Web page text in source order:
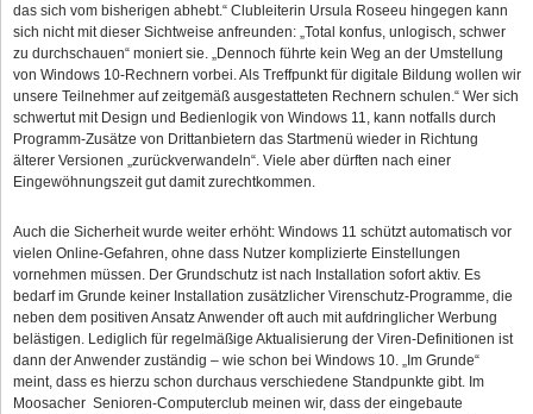
das sich vom bisherigen abhebt.“ Clubleiterin Ursula Roseeu hingegen kann
sich nicht mit dieser Sichtweise anfreunden: „Total konfus, unlogisch, schwer
zu durchschauen“ moniert sie. „Dennoch führte kein Weg an der Umstellung
von Windows 10-Rechnern vorbei. Als Treffpunkt für digitale Bildung wollen wir
unsere Teilnehmer auf zeitgemäß ausgestatteten Rechnern schulen.“ Wer sich
schwertut mit Design und Bedienlogik von Windows 11, kann notfalls durch
Programm-Zusätze von Drittanbietern das Startmenü wieder in Richtung
älterer Versionen „zurückverwandeln“. Viele aber dürften nach einer
Eingewöhnungszeit gut damit zurechtkommen.
Auch die Sicherheit wurde weiter erhöht: Windows 11 schützt automatisch vor
vielen Online‑Gefahren, ohne dass Nutzer komplizierte Einstellungen
vornehmen müssen. Der Grundschutz ist nach Installation sofort aktiv. Es
bedarf im Grunde keiner Installation zusätzlicher Virenschutz-Programme, die
neben dem positiven Ansatz Anwender oft auch mit aufdringlicher Werbung
belästigen. Lediglich für regelmäßige Aktualisierung der Viren-Definitionen ist
dann der Anwender zuständig – wie schon bei Windows 10. „Im Grunde“
meint, dass es hierzu schon durchaus verschiedene Standpunkte gibt. Im
Moosacher Senioren‑Computerclub meinen wir, dass der eingebaute